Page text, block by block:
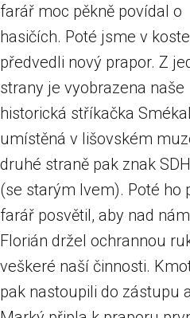
farář moc pěkně povídal o
hasičích. Poté jsme v
předvedli nový prapor. Z
strany je vyobrazena naše
historická stříkačka Smékal
umístěná v lišovském
druhé straně pak znak
(se starým lvem). Poté ho
farář posvětil, aby nad
Florián držel ochrannou
veškeré naší činnosti.
pak nastoupili do zástupu